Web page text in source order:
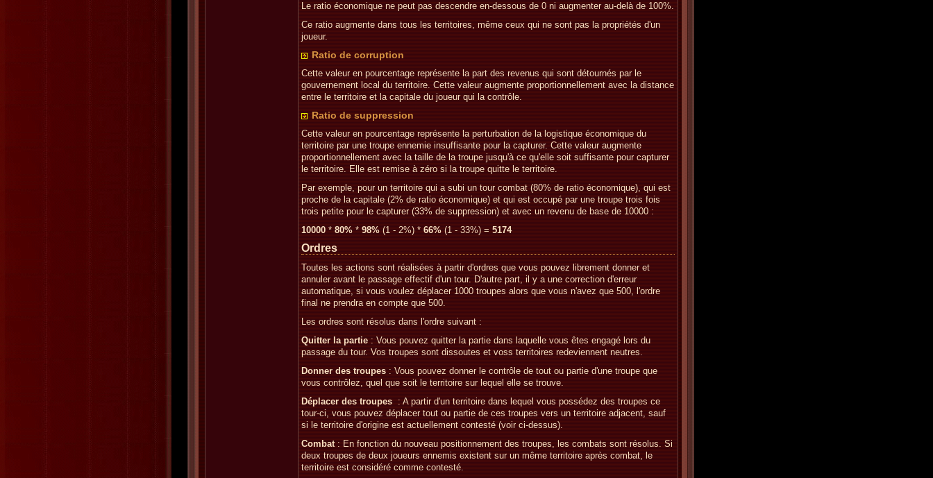
Le ratio économique ne peut pas descendre en-dessous de 0 ni augmenter au-delà de 100%.
Ce ratio augmente dans tous les territoires, même ceux qui ne sont pas la propriétés d'un
joueur.
Ratio de corruption
Cette valeur en pourcentage représente la part des revenus qui sont détournés par le
gouvernement local du territoire. Cette valeur augmente proportionnellement avec la distance
entre le territoire et la capitale du joueur qui la contrôle.
Ratio de suppression
Cette valeur en pourcentage représente la perturbation de la logistique économique du
territoire par une troupe ennemie insuffisante pour la capturer. Cette valeur augmente
proportionnellement avec la taille de la troupe jusqu'à ce qu'elle soit suffisante pour capturer
le territoire. Elle est remise à zéro si la troupe quitte le territoire.
Par exemple, pour un territoire qui a subi un tour combat (80% de ratio économique), qui est
proche de la capitale (2% de ratio économique) et qui est occupé par une troupe trois fois
trois petite pour le capturer (33% de suppression) et avec un revenu de base de 10000 :
10000 * 80% * 98% (1 - 2%) * 66% (1 - 33%) = 5174
Ordres
Toutes les actions sont réalisées à partir d'ordres que vous pouvez librement donner et
annuler avant le passage effectif d'un tour. D'autre part, il y a une correction d'erreur
automatique, si vous voulez déplacer 1000 troupes alors que vous n'avez que 500, l'ordre
final ne prendra en compte que 500.
Les ordres sont résolus dans l'ordre suivant :
Quitter la partie : Vous pouvez quitter la partie dans laquelle vous êtes engagé lors du
passage du tour. Vos troupes sont dissoutes et voss territoires redeviennent neutres.
Donner des troupes : Vous pouvez donner le contrôle de tout ou partie d'une troupe que
vous contrôlez, quel que soit le territoire sur lequel elle se trouve.
Déplacer des troupes : A partir d'un territoire dans lequel vous possédez des troupes ce
tour-ci, vous pouvez déplacer tout ou partie de ces troupes vers un territoire adjacent, sauf
si le territoire d'origine est actuellement contesté (voir ci-dessus).
Combat : En fonction du nouveau positionnement des troupes, les combats sont résolus. Si
deux troupes de deux joueurs ennemis existent sur un même territoire après combat, le
territoire est considéré comme contesté.